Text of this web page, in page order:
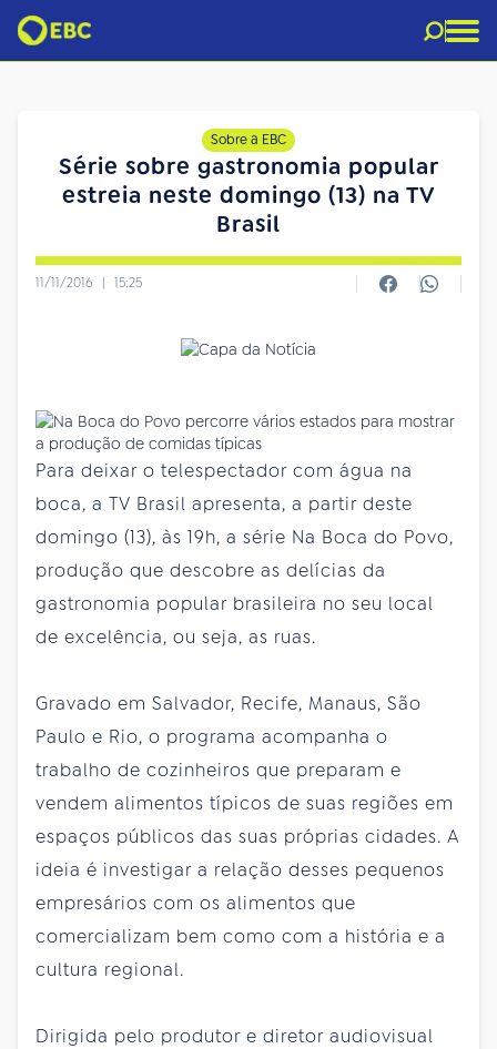
Sobre a EBC
Série sobre gastronomia popular
estreia neste domingo (13) na TV
Brasil
11/11/2016 | 15:25
Para deixar o telespectador com água na
boca, a TV Brasil apresenta, a partir deste
domingo (13), às 19h, a série Na Boca do Povo,
produção que descobre as delícias da
gastronomia popular brasileira no seu local
de excelência, ou seja, as ruas.
Gravado em Salvador, Recife, Manaus, São
Paulo e Rio, o programa acompanha o
trabalho de cozinheiros que preparam e
vendem alimentos típicos de suas regiões em
espaços públicos das suas próprias cidades. A
ideia é investigar a relação desses pequenos
empresários com os alimentos que
comercializam bem como com a história e a
cultura regional.
Dirigida pelo produtor e diretor audiovisual